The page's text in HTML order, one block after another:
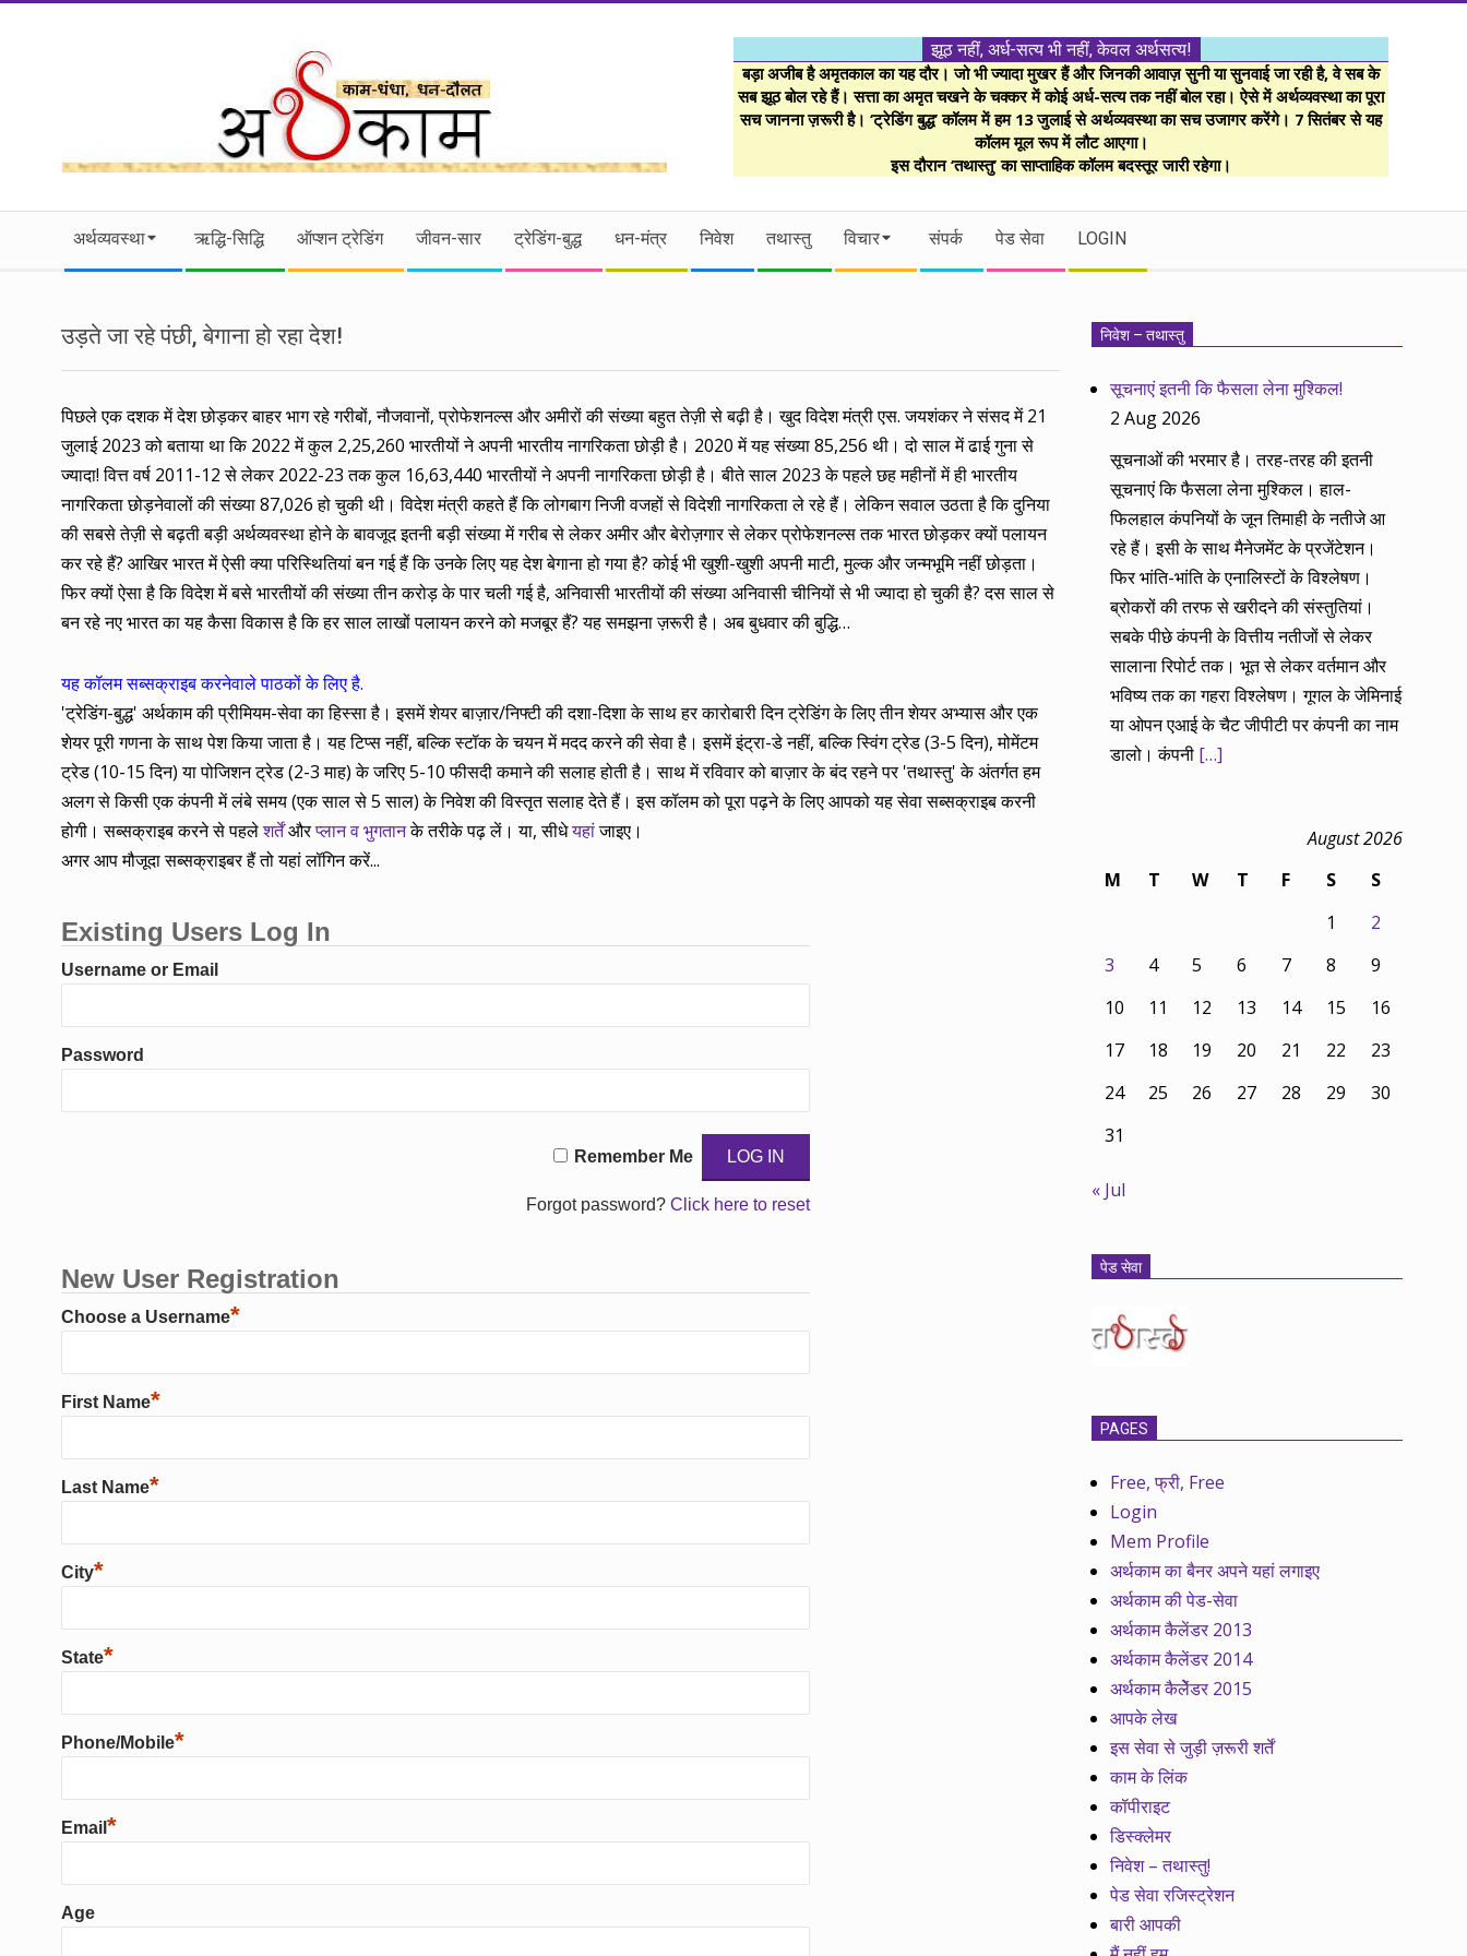
।।
अर्थकाम।।
BE
FINANCIALLY
CLEVER!
झूठ नहीं, अर्ध-सत्य भी नहीं, केवल अर्थसत्य!
बड़ा अजीब है अमृतकाल का यह दौर। जो भी ज्यादा मुखर हैं और जिनकी आवाज़ सुनी या सुनवाई जा रही है, वे सब के
सब झूठ बोल रहे हैं। सत्ता का अमृत चखने के चक्कर में कोई अर्ध-सत्य तक नहीं बोल रहा। ऐसे में अर्थव्यवस्था का पूरा
सच जानना ज़रूरी है। ‘ट्रेडिंग बुद्ध’ कॉलम में हम 13 जुलाई से अर्थव्यवस्था का सच उजागर करेंगे। 7 सितंबर से यह
कॉलम मूल रूप में लौट आएगा।
इस दौरान ‘तथास्तु’ का साप्ताहिक कॉलम बदस्तूर जारी रहेगा।
Secondary
अर्थव्यवस्था ऋद्धि-सिद्धि ऑप्शन ट्रेडिंग जीवन-सार ट्रेडिंग-बुद्ध धन-मंत्र निवेश तथास्तु विचार संपर्क पेड सेवा LOGIN
उड़ते जा रहे पंछी, बेगाना हो रहा देश!
पिछले एक दशक में देश छोड़कर बाहर भाग रहे गरीबों, नौजवानों, प्रोफेशनल्स और अमीरों की संख्या बहुत तेज़ी से बढ़ी है। खुद विदेश मंत्री एस. जयशंकर ने संसद में 21
जुलाई 2023 को बताया था कि 2022 में कुल 2,25,260 भारतीयों ने अपनी भारतीय नागरिकता छोड़ी है। 2020 में यह संख्या 85,256 थी। दो साल में ढाई गुना से
ज्यादा! वित्त वर्ष 2011-12 से लेकर 2022-23 तक कुल 16,63,440 भारतीयों ने अपनी नागरिकता छोड़ी है। बीते साल 2023 के पहले छह महीनों में ही भारतीय
नागरिकता छोड़नेवालों की संख्या 87,026 हो चुकी थी। विदेश मंत्री कहते हैं कि लोगबाग निजी वजहों से विदेशी नागरिकता ले रहे हैं। लेकिन सवाल उठता है कि दुनिया
की सबसे तेज़ी से बढ़ती बड़ी अर्थव्यवस्था होने के बावजूद इतनी बड़ी संख्या में गरीब से लेकर अमीर और बेरोज़गार से लेकर प्रोफेशनल्स तक भारत छोड़कर क्यों पलायन
कर रहे हैं? आखिर भारत में ऐसी क्या परिस्थितियां बन गई हैं कि उनके लिए यह देश बेगाना हो गया है? कोई भी खुशी-खुशी अपनी माटी, मुल्क और जन्मभूमि नहीं छोड़ता।
फिर क्यों ऐसा है कि विदेश में बसे भारतीयों की संख्या तीन करोड़ के पार चली गई है, अनिवासी भारतीयों की संख्या अनिवासी चीनियों से भी ज्यादा हो चुकी है? दस साल से
बन रहे नए भारत का यह कैसा विकास है कि हर साल लाखों पलायन करने को मजबूर हैं? यह समझना ज़रूरी है। अब बुधवार की बुद्धि…
यह कॉलम सब्सक्राइब करनेवाले पाठकों के लिए है.
'ट्रेडिंग-बुद्ध' अर्थकाम की प्रीमियम-सेवा का हिस्सा है। इसमें शेयर बाज़ार/निफ्टी की दशा-दिशा के साथ हर कारोबारी दिन ट्रेडिंग के लिए तीन शेयर अभ्यास और एक
शेयर पूरी गणना के साथ पेश किया जाता है। यह टिप्स नहीं, बल्कि स्टॉक के चयन में मदद करने की सेवा है। इसमें इंट्रा-डे नहीं, बल्कि स्विंग ट्रेड (3-5 दिन), मोमेंटम
ट्रेड (10-15 दिन) या पोजिशन ट्रेड (2-3 माह) के जरिए 5-10 फीसदी कमाने की सलाह होती है। साथ में रविवार को बाज़ार के बंद रहने पर 'तथास्तु' के अंतर्गत हम
अलग से किसी एक कंपनी में लंबे समय (एक साल से 5 साल) के निवेश की विस्तृत सलाह देते हैं। इस कॉलम को पूरा पढ़ने के लिए आपको यह सेवा सब्सक्राइब करनी
होगी। सब्सक्राइब करने से पहलेशर्तेंऔरप्लान व भुगतानके तरीके पढ़ लें। या, सीधेयहांजाइए।
अगर आप मौजूदा सब्सक्राइबर हैं तो यहां लॉगिन करें...
Existing Users Log In
Username or Email
Password
Remember Me
Forgot password?Click here to reset
New User Registration
Choose a Username*
First Name*
Last Name*
City*
State*
Phone/Mobile*
Email *
Age
निवेश – तथास्तु
सूचनाएं इतनी कि फैसला लेना मुश्किल!
2 Aug 2026
सूचनाओं की भरमार है। तरह-तरह की इतनी
सूचनाएं कि फैसला लेना मुश्किल। हाल-
फिलहाल कंपनियों के जून तिमाही के नतीजे आ
रहे हैं। इसी के साथ मैनेजमेंट के प्रजेंटेशन।
फिर भांति-भांति के एनालिस्टों के विश्लेषण।
ब्रोकरों की तरफ से खरीदने की संस्तुतियां।
सबके पीछे कंपनी के वित्तीय नतीजों से लेकर
सालाना रिपोर्ट तक। भूत से लेकर वर्तमान और
भविष्य तक का गहरा विश्लेषण। गूगल के जेमिनाई
या ओपन एआई के चैट जीपीटी पर कंपनी का नाम
डालो। कंपनी […]
August 2026
M
T W T F S
S
1
2
3
4 5 6 7 8
9
10
11 12 13 14 15
16
17
18 19 20 21 22
23
24
25 26 27 28 29
30
31
« Jul
पेड सेवा
PAGES
Free, फ्री, Free
Login
Mem Profile
अर्थकाम का बैनर अपने यहां लगाइए
अर्थकाम की पेड-सेवा
अर्थकाम कैलेंडर 2013
अर्थकाम कैलेंडर 2014
अर्थकाम कैलेेंडर 2015
आपके लेख
इस सेवा से जुड़ी ज़रूरी शर्तें
काम के लिंक
कॉपीराइट
डिस्क्लेमर
निवेश – तथास्तु!
पेड सेवा रजिस्ट्रेशन
बारी आपकी